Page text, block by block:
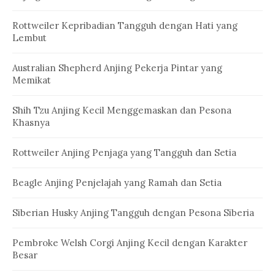
Rottweiler Kepribadian Tangguh dengan Hati yang
Lembut
Australian Shepherd Anjing Pekerja Pintar yang
Memikat
Shih Tzu Anjing Kecil Menggemaskan dan Pesona
Khasnya
Rottweiler Anjing Penjaga yang Tangguh dan Setia
Beagle Anjing Penjelajah yang Ramah dan Setia
Siberian Husky Anjing Tangguh dengan Pesona Siberia
Pembroke Welsh Corgi Anjing Kecil dengan Karakter
Besar